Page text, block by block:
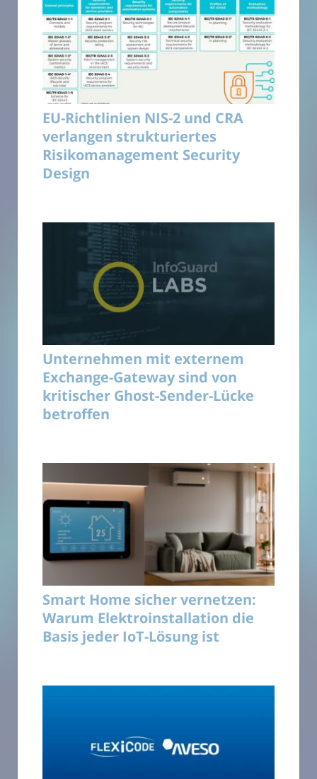
EU-Richtlinien NIS-2 und CRA
verlangen strukturiertes
Risikomanagement Security
Design
Unternehmen mit externem
Exchange-Gateway sind von
kritischer Ghost-Sender-Lücke
betroffen
Smart Home sicher vernetzen:
Warum Elektroinstallation die
Basis jeder IoT-Lösung ist